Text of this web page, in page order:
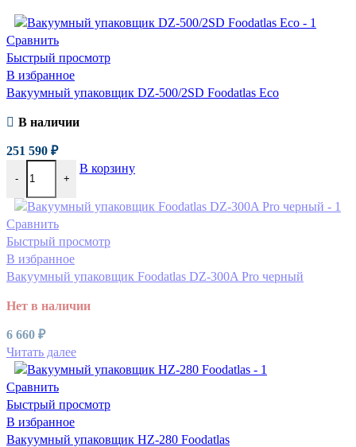
Сравнить
Быстрый просмотр
В избранное
Вакуумный упаковщик DZ-500/2SD Foodatlas Eco
В наличии
251 590 ₽
- +
В корзину
Сравнить
Быстрый просмотр
В избранное
Вакуумный упаковщик Foodatlas DZ-300A Pro черный
Нет в наличии
6 660 ₽
Читать далее
Сравнить
Быстрый просмотр
В избранное
Вакуумный упаковщик HZ-280 Foodatlas